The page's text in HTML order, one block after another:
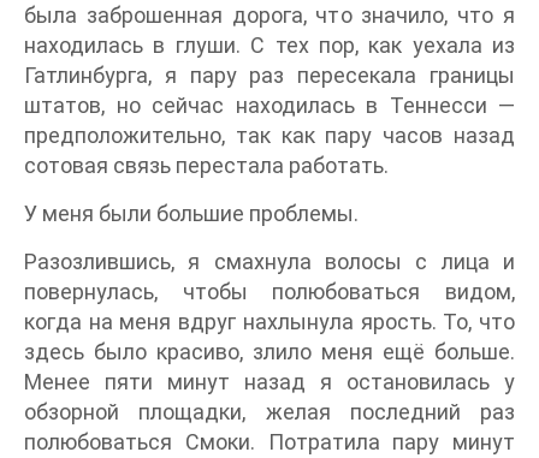
была заброшенная дорога, что значило, что я
находилась в глуши. С тех пор, как уехала из
Гатлинбурга, я пару раз пересекала границы
штатов, но сейчас находилась в Теннесси ―
предположительно, так как пару часов назад
сотовая связь перестала работать.
У меня были большие проблемы.
Разозлившись, я смахнула волосы с лица и
повернулась, чтобы полюбоваться видом,
когда на меня вдруг нахлынула ярость. То, что
здесь было красиво, злило меня ещё больше.
Менее пяти минут назад я остановилась у
обзорной площадки, желая последний раз
полюбоваться Смоки. Потратила пару минут